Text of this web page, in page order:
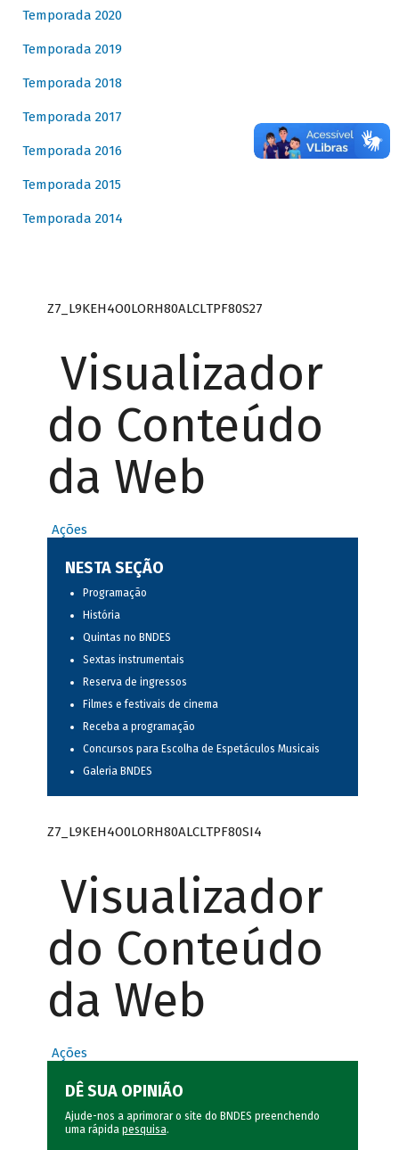
Temporada 2020
Temporada 2019
Temporada 2018
Temporada 2017
Temporada 2016
Temporada 2015
Temporada 2014
Z7_L9KEH4O0LORH80ALCLTPF80S27
Visualizador
do Conteúdo
da Web
Ações
NESTA SEÇÃO
Programação
História
Quintas no BNDES
Sextas instrumentais
Reserva de ingressos
Filmes e festivais de cinema
Receba a programação
Concursos para Escolha de Espetáculos Musicais
Galeria BNDES
Z7_L9KEH4O0LORH80ALCLTPF80SI4
Visualizador
do Conteúdo
da Web
Ações
DÊ SUA OPINIÃO
Ajude-nos a aprimorar o site do BNDES preenchendo
uma rápida pesquisa.